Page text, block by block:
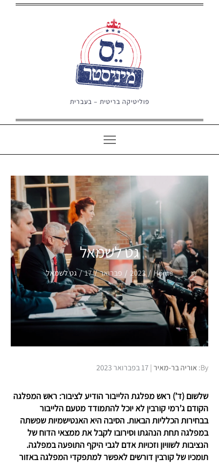
פוליטיקה בריטית – בעברית
גט לשמאל
Home
2023 פברואר 17 גט לשמאל
By: אוריה בר-מאיר Posted
17 בפברואר 2023
שלשום (ד’) ראש מפלגת הלייבור הודיע לציבור: ראש המפלגה
הקודם ג’רמי קורבין לא יוכל להתמודד מטעם הלייבור
בבחירות הכלליות הבאות. הסיבה היא האנטישמיות שפשתה
במפלגה תחת הנהגתו וסירובו לקבל את ממצאי הדוח של
הנציבות לשוויון וזכויות אדם לגבי היקף התופעה במפלגה.
תומכיו של קורבין דורשים לאפשר למתפקדי המפלגה באזור